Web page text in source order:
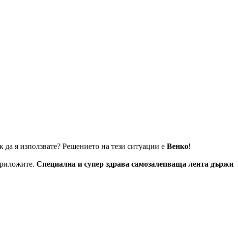
я използвате? Решението на тези ситуации е Венко!
Специална и супер здрава самозалепваща лента държи